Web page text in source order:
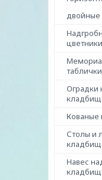
двойные
Оградки
Кованые
Столы и
Навес